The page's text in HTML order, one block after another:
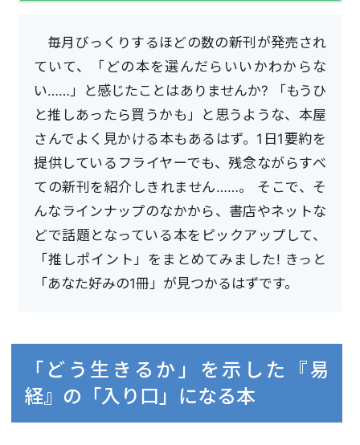
毎月びっくりするほどの数の新刊が発売され
ていて、「どの本を選んだらいいかわからな
い……」と感じたことはありませんか? 「もうひ
と推しあったら買うかも」と思うような、本屋
さんでよく見かける本もあるはず。1日1要約を
提供しているフライヤーでも、残念ながらすべ
ての新刊を紹介しきれません……。 そこで、そ
んなラインナップのなかから、書店やネットな
どで話題となっている本をピックアップして、
「推しポイント」をまとめてみました! きっと
「あなた好みの1冊」が見つかるはずです。
「どう生きるか」を示した『易
経』の「入り口」になる本